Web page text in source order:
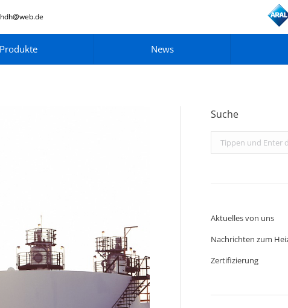
Produkte News
Suche
Search:
Aktuelles von uns
Nachrichten zum
Zertifizierung